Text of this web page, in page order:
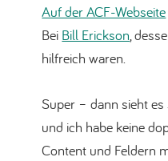
Auf der ACF-Webseite
Bei Bill Erickson,
hilfreich waren.
Super – dann sieht
und ich habe keine
Content und Feldern